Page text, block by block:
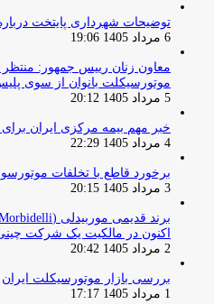
توضیحات شهرداری پایتخت
6 مرداد 1405 19:06
معاون زنان رییس جمهور: منتظر
موتورسیکلت بانوان از سوی
5 مرداد 1405 20:12
خبر مهم بیمه مرکزی ایران برای
4 مرداد 1405 22:29
برخورد قاطع با تخلفات
3 مرداد 1405 20:15
اکنون در مالکیت یک شرکت چینی
2 مرداد 1405 20:42
بررسی بازار موتورسیکلت ایران
1 مرداد 1405 17:17